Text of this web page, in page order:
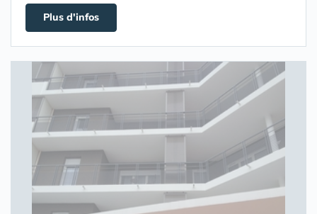
Plus d'infos